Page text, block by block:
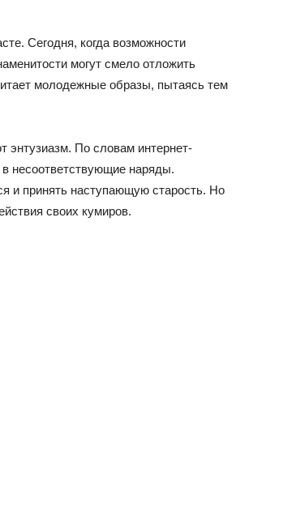
Сегодня, когда возможности
могут смело отложить
молодежные образы, пытаясь тем
энтузиазм. По словам интернет-
в несоответствующие наряды.
и принять наступающую старость. Но
своих кумиров.